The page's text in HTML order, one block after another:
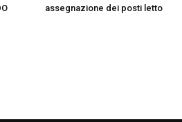
assegnazione dei posti letto